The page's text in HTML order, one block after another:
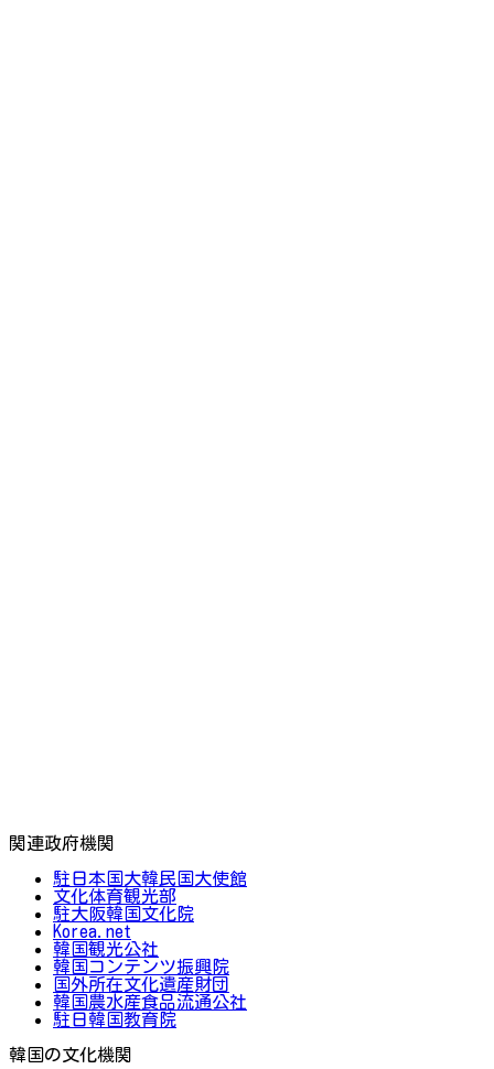
関連政府機関
駐日本国大韓民国大使館
文化体育観光部
駐大阪韓国文化院
Korea.net
韓国観光公社
韓国コンテンツ振興院
国外所在文化遺産財団
韓国農水産食品流通公社
駐日韓国教育院
韓国の文化機関